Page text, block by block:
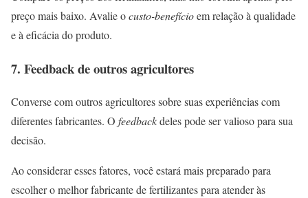
preço mais baixo. Avalie ocusto-benefícioem relação à qualidade
e à eficácia do produto.
7. Feedback de outros agricultores
Converse com outros agricultores sobre suas experiências com
diferentes fabricantes. O feedbackdeles pode ser valioso para sua
decisão.
Ao considerar esses fatores, você estará mais preparado para
escolher o melhor fabricante de fertilizantes para atender às